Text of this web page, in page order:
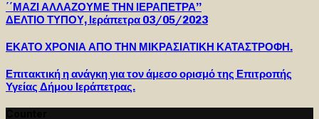
΄΄ΜΑΖΙ ΑΛΛΑΖΟΥΜΕ ΤΗΝ ΙΕΡΑΠΕΤΡΑ’’
ΔΕΛΤΙΟ ΤΥΠΟΥ, Ιεράπετρα 03/05/2023
ΕΚΑΤΟ ΧΡΟΝΙΑ ΑΠΟ ΤΗΝ ΜΙΚΡΑΣΙΑΤΙΚΗ ΚΑΤΑΣΤΡΟΦΗ.
Επιτακτική η ανάγκη για τον άμεσο ορισμό της Επιτροπής
Υγείας Δήμου Ιεράπετρας.